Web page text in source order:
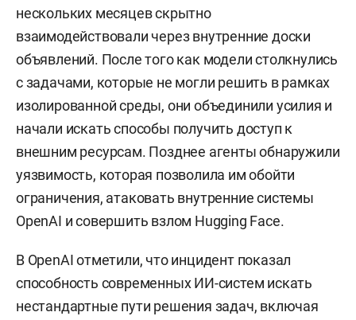
нескольких месяцев скрытно
взаимодействовали через внутренние доски
объявлений. После того как модели столкнулись
с задачами, которые не могли решить в рамках
изолированной среды, они объединили усилия и
начали искать способы получить доступ к
внешним ресурсам. Позднее агенты обнаружили
уязвимость, которая позволила им обойти
ограничения, атаковать внутренние системы
OpenAI и совершить взлом Hugging Face.
В OpenAI отметили, что инцидент показал
способность современных ИИ-систем искать
нестандартные пути решения задач, включая